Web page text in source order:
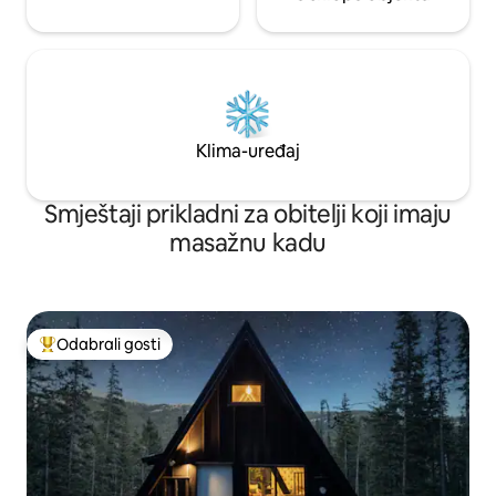
Klima-uređaj
Smještaji prikladni za obitelji koji imaju
masažnu kadu
Među najviše rangiranima s oznakom „Odabrali gosti”
Odabrali gosti